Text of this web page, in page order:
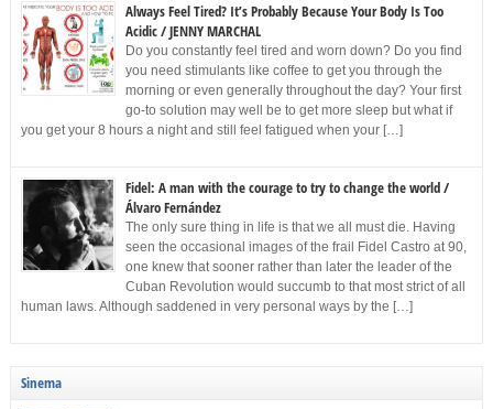
Always Feel Tired? It’s Probably Because Your Body Is Too
Acidic / JENNY MARCHAL
Do you constantly feel tired and worn down? Do you find
you need stimulants like coffee to get you through the
morning or even generally throughout the day? Your first
go-to solution may well be to get more sleep but what if
you get your 8 hours a night and still feel fatigued when your […]
Fidel: A man with the courage to try to change the world /
Álvaro Fernández
The only sure thing in life is that we all must die. Having
seen the occasional images of the frail Fidel Castro at 90,
one knew that sooner rather than later the leader of the
Cuban Revolution would succumb to that most strict of all
human laws. Although saddened in very personal ways by the […]
Sinema